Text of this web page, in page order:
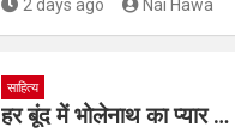
2 days ago Nai Hawa
साहित्य
हर बूंद में भोलेनाथ का प्यार …